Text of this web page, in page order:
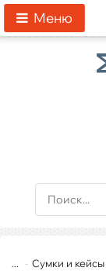
Меню
...
Сумки и кейсы